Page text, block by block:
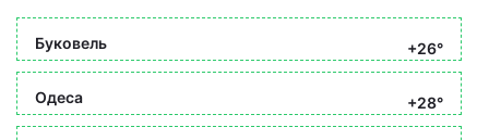
Буковель +26°
Одеса +28°